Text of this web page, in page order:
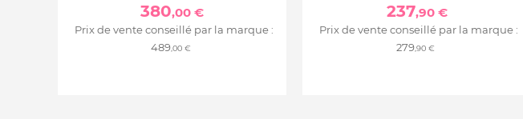
380,00 €
Prix de vente conseillé par la marque :
489,00 €
237,90 €
Prix de vente conseillé par la marque :
279,90 €